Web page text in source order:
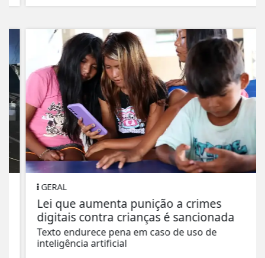
GERAL
Lei que aumenta punição a crimes
digitais contra crianças é sancionada
Texto endurece pena em caso de uso de
inteligência artificial